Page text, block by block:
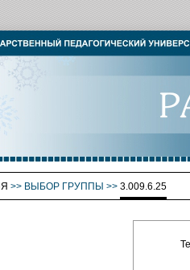
>> ВЫБОР ГРУППЫ >> 3.009.6.25